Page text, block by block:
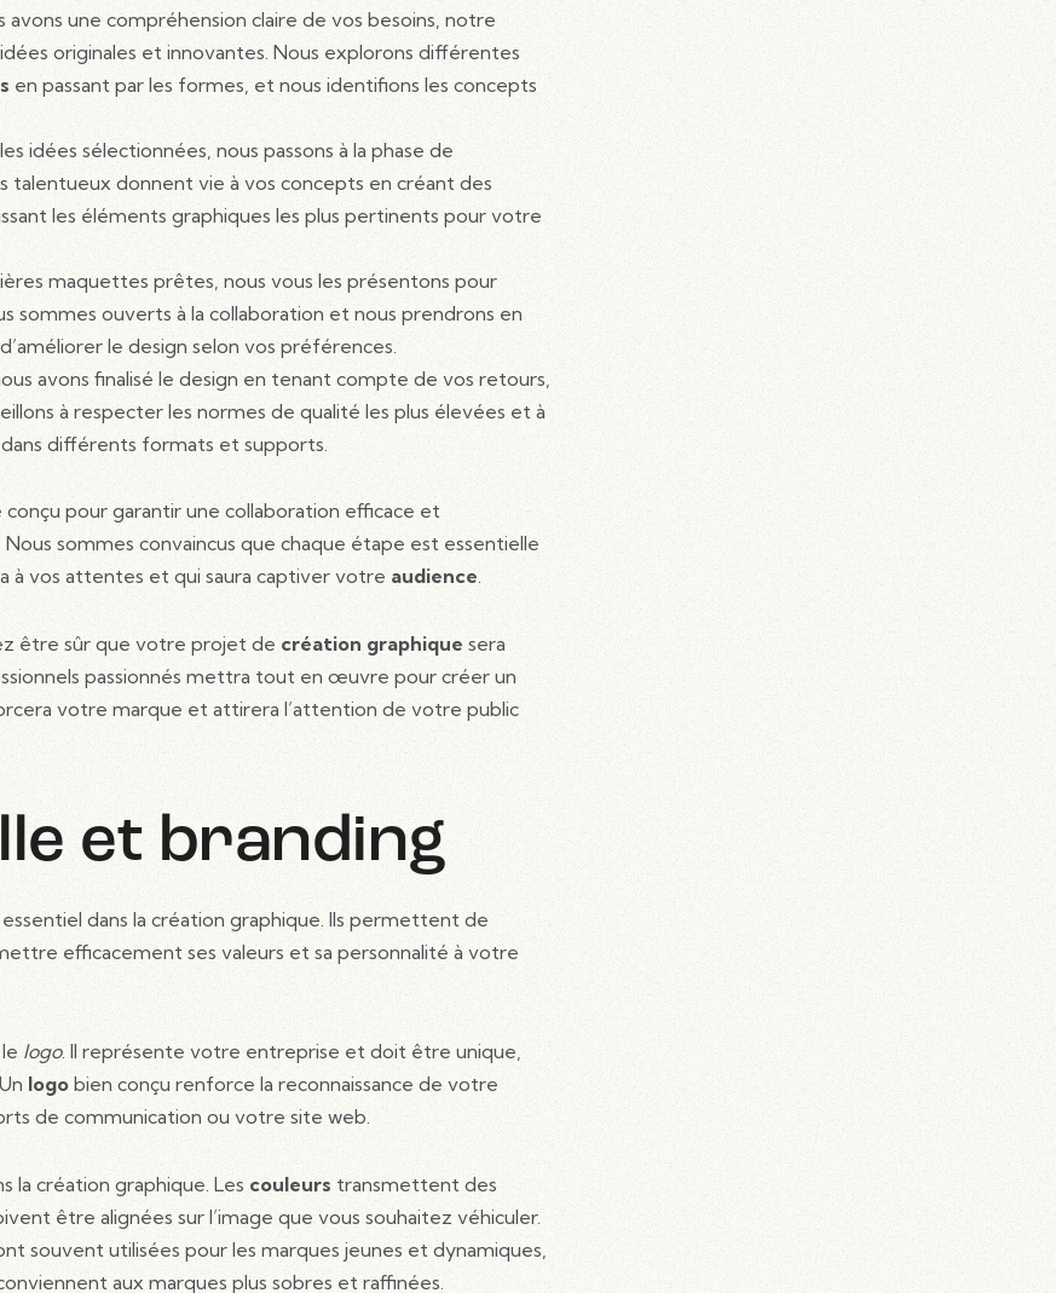
avons une compréhension claire de vos besoins, notre
originales et innovantes. Nous explorons différentes
en passant par les formes, et nous identifions les concepts
idées sélectionnées, nous passons à la phase de
donnent vie à vos concepts en créant des
les éléments graphiques les plus pertinents pour votre
maquettes prêtes, nous vous les présentons pour
sommes ouverts à la collaboration et nous prendrons en
le design selon vos préférences.
avons finalisé le design en tenant compte de vos retours,
à respecter les normes de qualité les plus élevées et à
différents formats et supports.
conçu pour garantir une collaboration efficace et
sommes convaincus que chaque étape est essentielle
à vos attentes et qui saura captiver votre audience.
être sûr que votre projet de création graphique sera
passionnés mettra tout en œuvre pour créer un
votre marque et attirera l’attention de votre public
et branding
dans la création graphique. Ils permettent de
efficacement ses valeurs et sa personnalité à votre
logo. Il représente votre entreprise et doit être unique,
logo bien conçu renforce la reconnaissance de votre
de communication ou votre site web.
la création graphique. Les couleurs transmettent des
être alignées sur l’image que vous souhaitez véhiculer.
souvent utilisées pour les marques jeunes et dynamiques,
aux marques plus sobres et raffinées.